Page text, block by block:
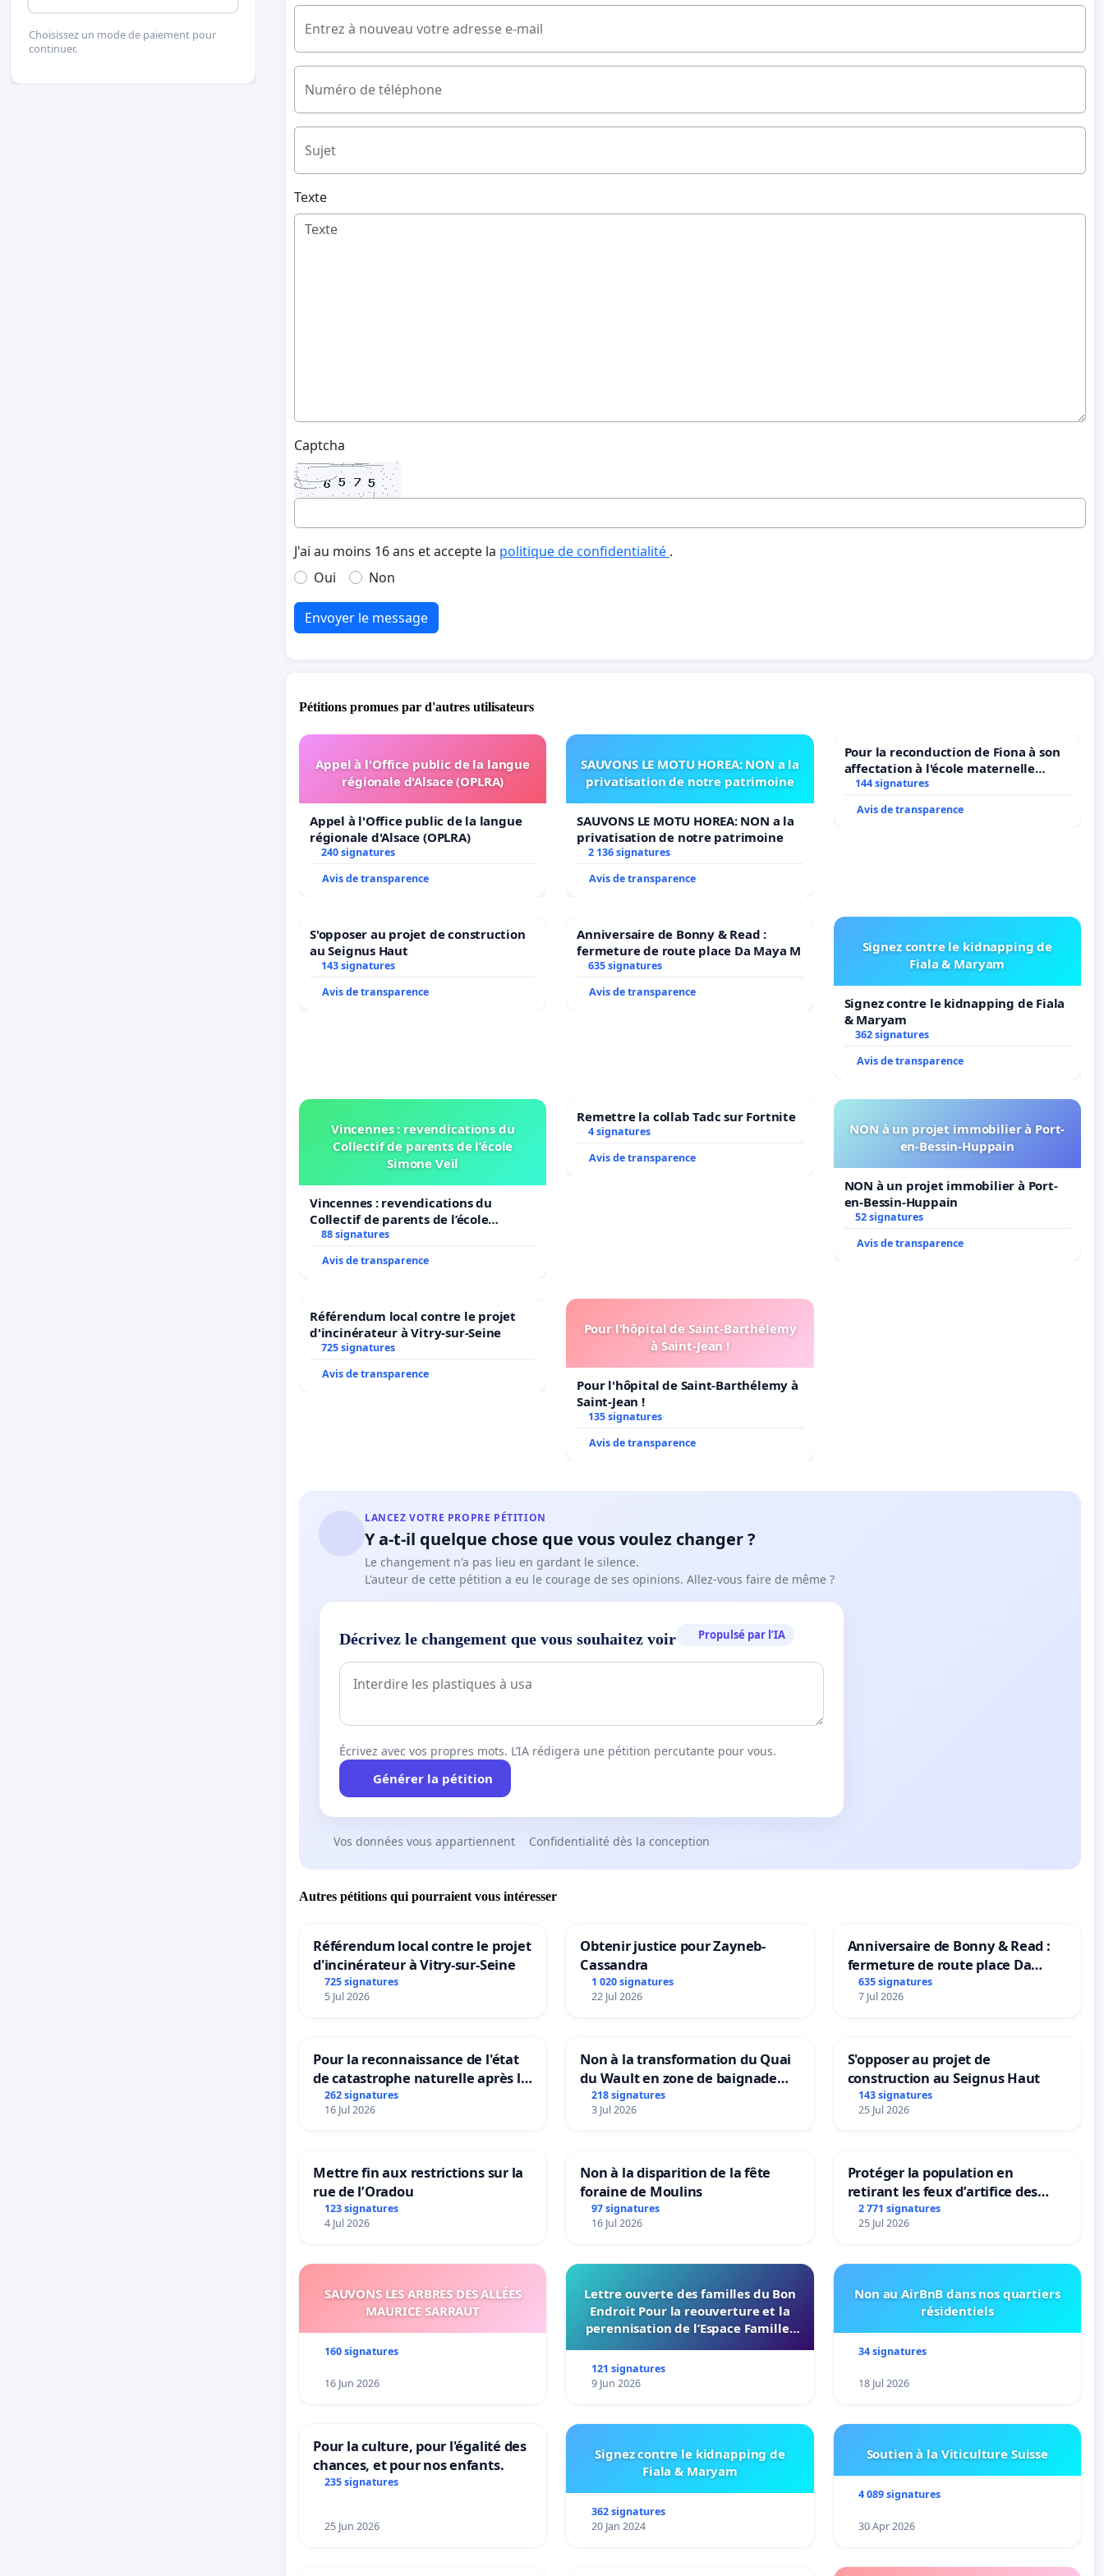
Entrez à nouveau votre adresse e-mail
Numéro de téléphone
Sujet
Texte
Captcha
J'ai au moins 16 ans et accepte la politique de confidentialité .
Oui
Non
Envoyer le message
Pétitions promues par d'autres utilisateurs
Appel à l'Office public de la langue
régionale d'Alsace (OPLRA)
Appel à l'Office public de la langue
régionale d'Alsace (OPLRA)
240 signatures
Avis de transparence
SAUVONS LE MOTU HOREA: NON a la
privatisation de notre patrimoine
SAUVONS LE MOTU HOREA: NON a la
privatisation de notre patrimoine
2 136 signatures
Avis de transparence
Pour la reconduction de Fiona à son
affectation à l'école maternelle
LAMARTINE auprès de Léo N. en
144 signatures
Avis de transparence
S'opposer au projet de construction
au Seignus Haut
143 signatures
Avis de transparence
Anniversaire de Bonny & Read :
fermeture de route place Da Maya M
635 signatures
Avis de transparence
Signez contre le kidnapping de
Fiala & Maryam
Signez contre le kidnapping de Fiala
& Maryam
362 signatures
Avis de transparence
Vincennes : revendications du
Collectif de parents de l’école
Simone Veil
Vincennes : revendications du
Collectif de parents de l’école
Simone Veil
88 signatures
Avis de transparence
Remettre la collab Tadc sur Fortnite
4 signatures
Avis de transparence
NON à un projet immobilier à Port-
en-Bessin-Huppain
NON à un projet immobilier à Port-
en-Bessin-Huppain
52 signatures
Avis de transparence
Référendum local contre le projet
d'incinérateur à Vitry-sur-Seine
725 signatures
Avis de transparence
Pour l'hôpital de Saint-Barthélemy
à Saint-Jean !
Pour l'hôpital de Saint-Barthélemy à
Saint-Jean !
135 signatures
Avis de transparence
LANCEZ VOTRE PROPRE PÉTITION
Y a-t-il quelque chose que vous voulez changer ?
Le changement n'a pas lieu en gardant le silence.
L'auteur de cette pétition a eu le courage de ses opinions. Allez-vous faire de même ?
Décrivez le changement que vous souhaitez voir Propulsé par l’IA
Écrivez avec vos propres mots. L’IA rédigera une pétition percutante pour vous.
Générer la pétition
Vos données vous appartiennent Confidentialité dès la conception
Autres pétitions qui pourraient vous intéresser
Référendum local contre le projet
d'incinérateur à Vitry-sur-Seine
725 signatures
5 Jul 2026
Obtenir justice pour Zayneb-
Cassandra
1 020 signatures
22 Jul 2026
Anniversaire de Bonny & Read :
fermeture de route place Da
Maya M
635 signatures
7 Jul 2026
Pour la reconnaissance de l'état
de catastrophe naturelle après la
grêle du 15 juillet 2026 à Aubenas
et ses alentours
262 signatures
16 Jul 2026
Non à la transformation du Quai
du Wault en zone de baignade
urbaine
218 signatures
3 Jul 2026
S'opposer au projet de
construction au Seignus Haut
143 signatures
25 Jul 2026
Mettre fin aux restrictions sur la
rue de l’Oradou
123 signatures
4 Jul 2026
Non à la disparition de la fête
foraine de Moulins
97 signatures
16 Jul 2026
Protéger la population en
retirant les feux d’artifice des
rayons
2 771 signatures
25 Jul 2026
SAUVONS LES ARBRES DES ALLÉES
MAURICE SARRAUT
160 signatures
16 Jun 2026
Lettre ouverte des familles du Bon
Endroit Pour la reouverture et la
perennisation de l’Espace Familles
121 signatures
9 Jun 2026
Non au AirBnB dans nos quartiers
résidentiels
34 signatures
18 Jul 2026
Pour la culture, pour l'égalité des
chances, et pour nos enfants.
235 signatures
25 Jun 2026
Signez contre le kidnapping de
Fiala & Maryam
362 signatures
20 Jan 2024
Soutien à la Viticulture Suisse
4 089 signatures
30 Apr 2026
Choisissez un mode de paiement pour
continuer.